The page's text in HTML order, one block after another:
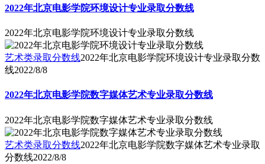
2022年北京电影学院环境设计专业录取分数线
2022年北京电影学院环境设计专业录取分数线
艺术类录取分数线2022年北京电影学院环境设计专业录取分数
线2022/8/8
2022年北京电影学院数字媒体艺术专业录取分数线
2022年北京电影学院数字媒体艺术专业录取分数线
艺术类录取分数线2022年北京电影学院数字媒体艺术专业录取
分数线2022/8/8